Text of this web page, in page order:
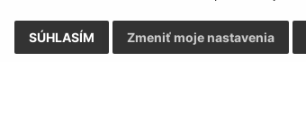
SÚHLASÍM Zmeniť moje nastavenia